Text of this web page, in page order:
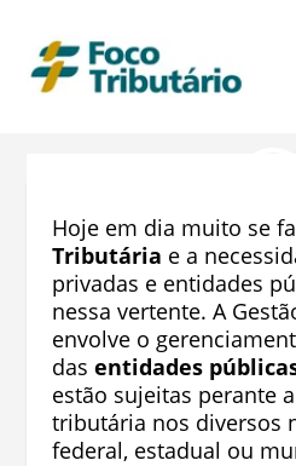
Hoje em dia muito se
Tributária e a
privadas e entidades
nessa vertente. A
envolve o
das entidades
estão sujeitas perante
tributária nos diversos
federal, estadual ou